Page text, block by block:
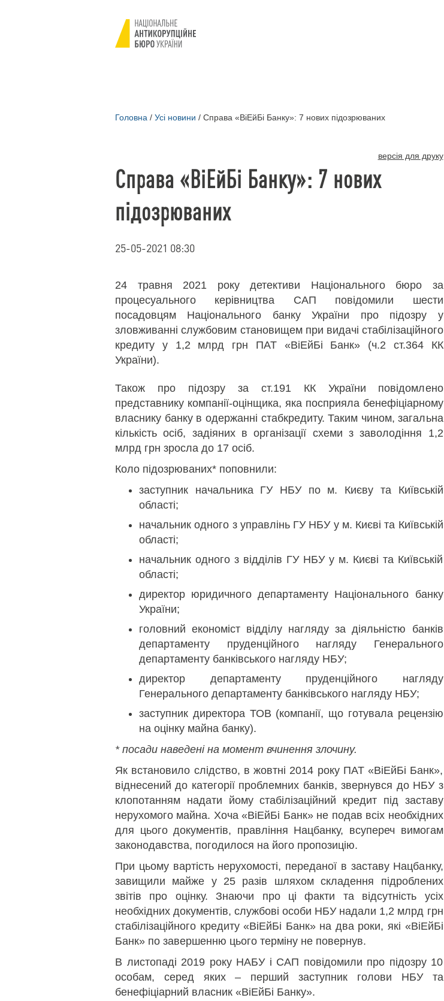
Головна / Усі новини / Справа «ВіЕйБі Банку»: 7 нових підозрюваних
версія для друку
Справа «ВіЕйБі Банку»: 7 нових
підозрюваних
25-05-2021 08:30
24 травня 2021 року детективи Національного бюро за
процесуального керівництва САП повідомили шести
посадовцям Національного банку України про підозру у
зловживанні службовим становищем при видачі стабілізаційного
кредиту у 1,2 млрд грн ПАТ «ВіЕйБі Банк» (ч.2 ст.364 КК
України).
Також про підозру за ст.191 КК України повідомлено
представнику компанії-оцінщика, яка посприяла бенефіціарному
власнику банку в одержанні стабкредиту. Таким чином, загальна
кількість осіб, задіяних в організації схеми з заволодіння 1,2
млрд грн зросла до 17 осіб.
Коло підозрюваних* поповнили:
заступник начальника ГУ НБУ по м. Києву та Київській
області;
начальник одного з управлінь ГУ НБУ у м. Києві та Київській
області;
начальник одного з відділів ГУ НБУ у м. Києві та Київській
області;
директор юридичного департаменту Національного банку
України;
головний економіст відділу нагляду за діяльністю банків
департаменту пруденційного нагляду Генерального
департаменту банківського нагляду НБУ;
директор департаменту пруденційного нагляду
Генерального департаменту банківського нагляду НБУ;
заступник директора ТОВ (компанії, що готувала рецензію
на оцінку майна банку).
* посади наведені на момент вчинення злочину.
Як встановило слідство, в жовтні 2014 року ПАТ «ВіЕйБі Банк»,
віднесений до категорії проблемних банків, звернувся до НБУ з
клопотанням надати йому стабілізаційний кредит під заставу
нерухомого майна. Хоча «ВіЕйБі Банк» не подав всіх необхідних
для цього документів, правління Нацбанку, всупереч вимогам
законодавства, погодилося на його пропозицію.
При цьому вартість нерухомості, переданої в заставу Нацбанку,
завищили майже у 25 разів шляхом складення підроблених
звітів про оцінку. Знаючи про ці факти та відсутність усіх
необхідних документів, службові особи НБУ надали 1,2 млрд грн
стабілізаційного кредиту «ВіЕйБі Банк» на два роки, які «ВіЕйБі
Банк» по завершенню цього терміну не повернув.
В листопаді 2019 року НАБУ і САП повідомили про підозру 10
особам, серед яких – перший заступник голови НБУ та
бенефіціарний власник «ВіЕйБі Банку».